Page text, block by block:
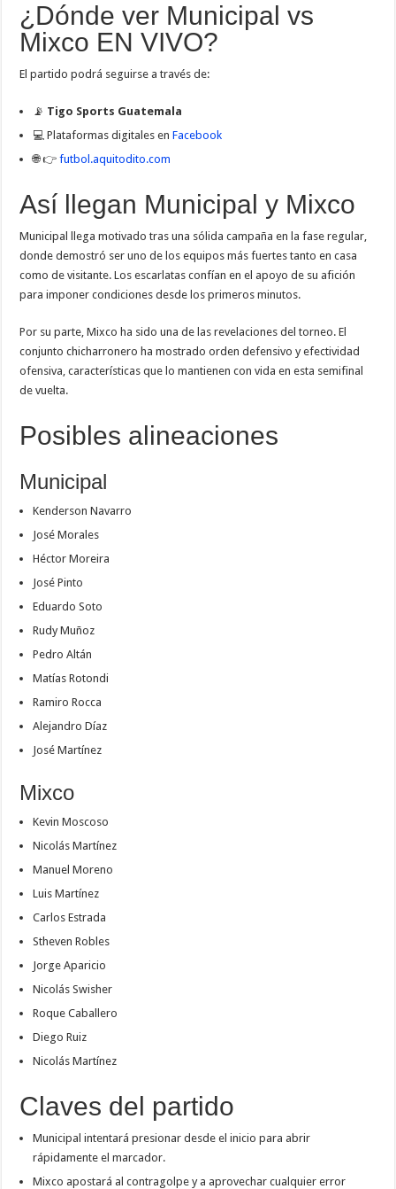
¿Dónde ver Municipal vs
Mixco EN VIVO?
El partido podrá seguirse a través de:
📡 Tigo Sports Guatemala
💻 Plataformas digitales enFacebook
🌐 👉futbol.aquitodito.com
Así llegan Municipal y Mixco
Municipal llega motivado tras una sólida campaña en la fase regular,
donde demostró ser uno de los equipos más fuertes tanto en casa
como de visitante. Los escarlatas confían en el apoyo de su afición
para imponer condiciones desde los primeros minutos.
Por su parte, Mixco ha sido una de las revelaciones del torneo. El
conjunto chicharronero ha mostrado orden defensivo y efectividad
ofensiva, características que lo mantienen con vida en esta semifinal
de vuelta.
Posibles alineaciones
Municipal
Kenderson Navarro
José Morales
Héctor Moreira
José Pinto
Eduardo Soto
Rudy Muñoz
Pedro Altán
Matías Rotondi
Ramiro Rocca
Alejandro Díaz
José Martínez
Mixco
Kevin Moscoso
Nicolás Martínez
Manuel Moreno
Luis Martínez
Carlos Estrada
Stheven Robles
Jorge Aparicio
Nicolás Swisher
Roque Caballero
Diego Ruiz
Nicolás Martínez
Claves del partido
Municipal intentará presionar desde el inicio para abrir
rápidamente el marcador.
Mixco apostará al contragolpe y a aprovechar cualquier error